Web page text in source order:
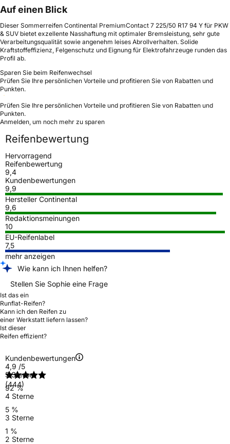
Auf einen Blick
Dieser Sommerreifen Continental PremiumContact 7 225/50 R17 94 Y für PKW
& SUV bietet exzellente Nasshaftung mit optimaler Bremsleistung, sehr gute
Verarbeitungsqualität sowie angenehm leises Abrollverhalten. Solide
Kraftstoffeffizienz, Felgenschutz und Eignung für Elektrofahrzeuge runden das
Profil ab.
Sparen Sie beim Reifenwechsel
Prüfen Sie Ihre persönlichen Vorteile und profitieren Sie von Rabatten und
Punkten.
Prüfen Sie Ihre persönlichen Vorteile und profitieren Sie von Rabatten und
Punkten.
Anmelden, um noch mehr zu sparen
Reifenbewertung
Hervorragend
Reifenbewertung
9,4
Kundenbewertungen
9,9
Hersteller Continental
9,6
Redaktionsmeinungen
10
EU-Reifenlabel
7,5
mehr anzeigen
Wie kann ich Ihnen helfen?
Stellen Sie Sophie eine Frage
Ist das ein
Runflat-Reifen?
Kann ich den Reifen zu
einer Werkstatt liefern lassen?
Ist dieser
Reifen effizient?
Kundenbewertungen
4,9 /5
(444)
5 Sterne
92 %
4 Sterne
5 %
3 Sterne
1 %
2 Sterne